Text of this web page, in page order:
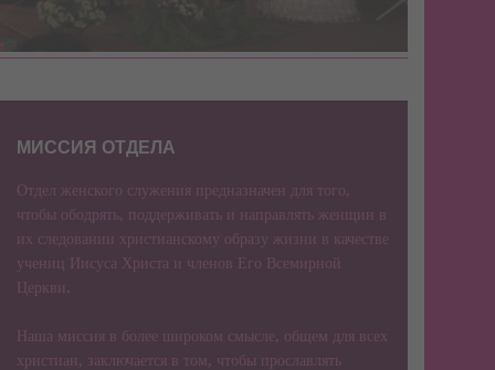
МИССИЯ ОТДЕЛА
Отдел женского служения предназначен для того,
чтобы ободрять, поддерживать и направлять женщин в
их следовании христианскому образу жизни в качестве
учениц Иисуса Христа и членов Его Всемирной
Церкви.
Наша миссия в более широком смысле, общем для всех
христиан, заключается в том, чтобы прославлять